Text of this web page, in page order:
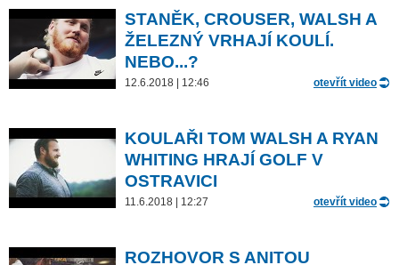
STANĚK, CROUSER, WALSH A
ŽELEZNÝ VRHAJÍ KOULÍ.
NEBO...?
12.6.2018 | 12:46 otevřít video
KOULAŘI TOM WALSH A RYAN
WHITING HRAJÍ GOLF V
OSTRAVICI
11.6.2018 | 12:27 otevřít video
ROZHOVOR S ANITOU